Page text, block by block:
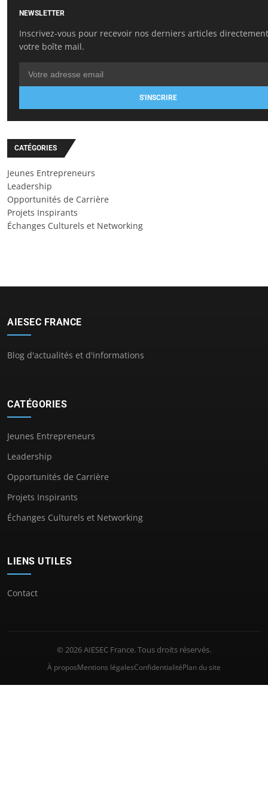
NEWSLETTER
Inscrivez-vous pour recevoir nos derniers articles
votre boîte mail.
S'INSCRIRE
CATÉGORIES
Jeunes Entrepreneurs
Leadership
Opportunités de Carrière
Projets Inspirants
Échanges Culturels et Networking
AIESEC FRANCE
Blog d'actualités et d'informations
CATÉGORIES
Jeunes Entrepreneurs
Leadership
Opportunités de Carrière
Projets Inspirants
Échanges Culturels et Networking
LIENS UTILES
Contact
© 2026 AIESEC France. Tous droits réservés.
À proposMentions légalesConfidentialitéPlan du site